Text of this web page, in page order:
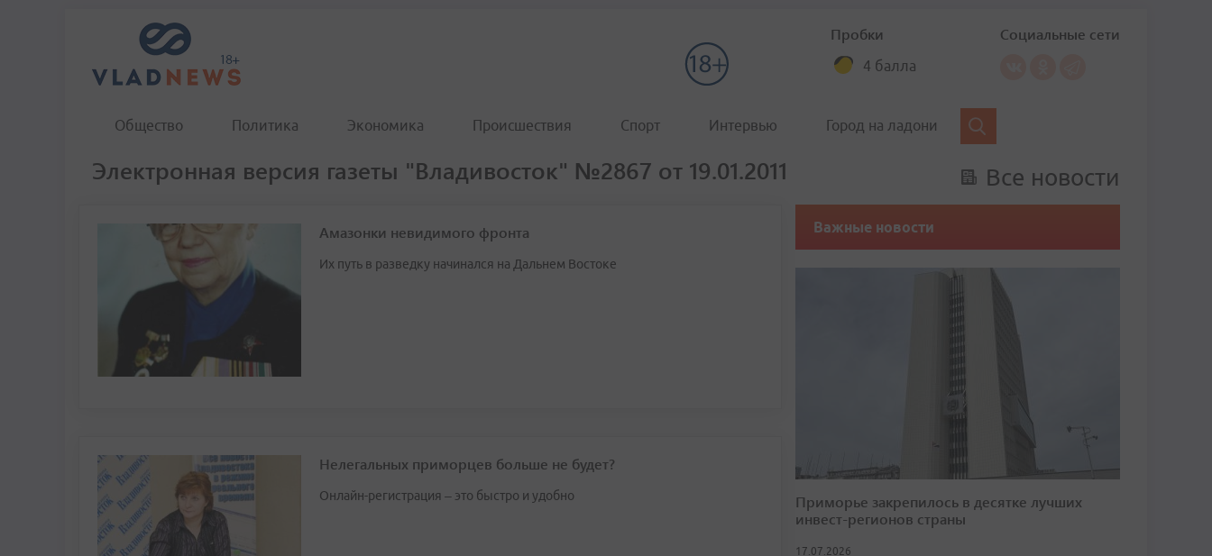
Пробки
4 балла
Социальные сети
Общество Политика Экономика Происшествия Спорт Интервью Город на ладони
Электронная версия газеты "Владивосток" №2867 от 19.01.2011 Все новости
Амазонки невидимого фронта
Их путь в разведку начинался на Дальнем Востоке
Нелегальных приморцев больше не будет?
Онлайн-регистрация – это быстро и удобно
Важные новости
Приморье закрепилось в десятке лучших
инвест-регионов страны
17.07.2026